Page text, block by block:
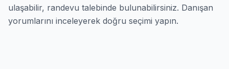
ulaşabilir, randevu talebinde bulunabilirsiniz. Danışan
yorumlarını inceleyerek doğru seçimi yapın.